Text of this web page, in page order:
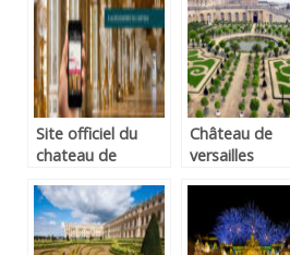
Site officiel du
chateau de
Château de
versailles